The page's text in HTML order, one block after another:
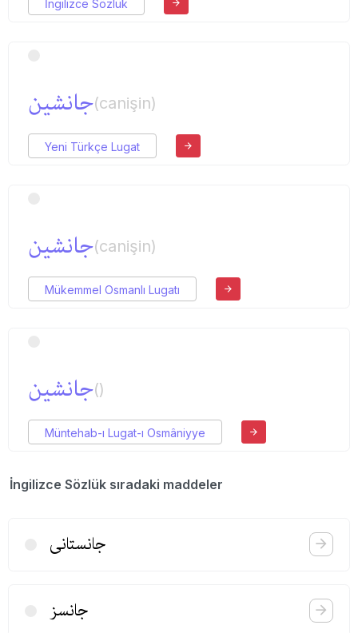
İngilizce Sözlük
جانشین(canişin)
Yeni Türkçe Lugat
جانشین(canişin)
Mükemmel Osmanlı Lugatı
جانشین()
Müntehab-ı Lugat-ı Osmâniyye
İngilizce Sözlük sıradaki maddeler
جانستانی
جانسز